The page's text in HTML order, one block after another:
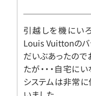
引越しを機にい
Louis Vuittonのバ
だいぶあったので
たが・・・自宅に
システムは非常に